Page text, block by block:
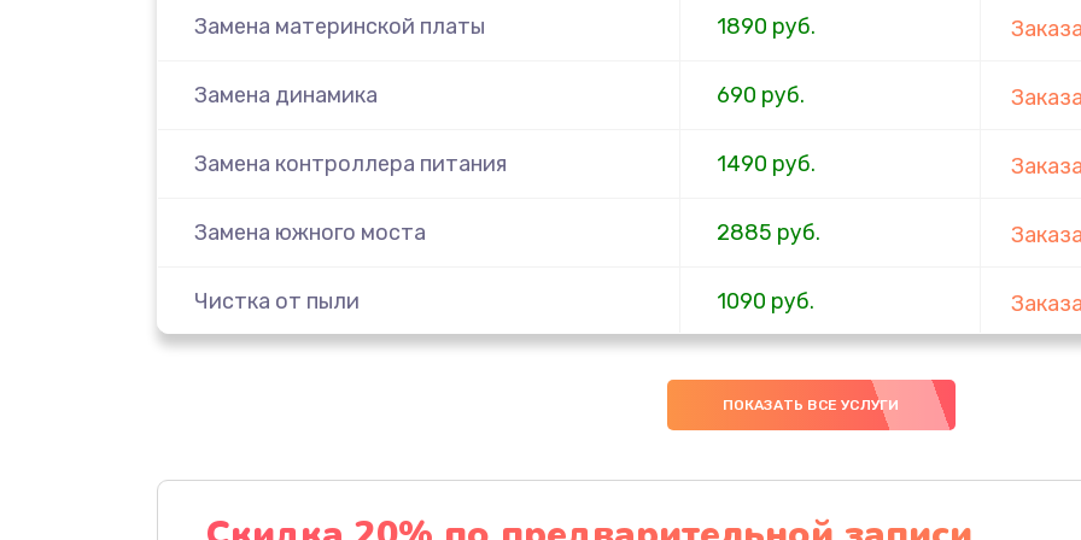
Замена материнской платы 1890 руб.
Замена динамика 690 руб.
Замена контроллера питания 1490 руб.
Замена южного моста 2885 руб.
Чистка от пыли 1090 руб.
1140 руб.
ПОКАЗАТЬ ВСЕ УСЛУГИ